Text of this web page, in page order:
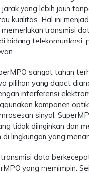
jarak yang lebih jauh
kualitas. Hal ini
memerlukan transmisi
bidang telekomunikasi,
sangat tahan
pilihan yang dapat
interferensi
komponen
sinyal,
tidak diinginkan dan
di lingkungan yang
data
yang memimpin.